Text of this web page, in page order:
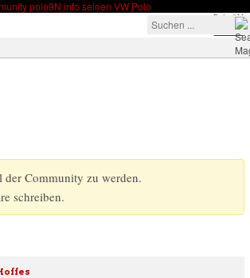
Polo 9N
Polo 6R
der Community zu werden.
schreiben.